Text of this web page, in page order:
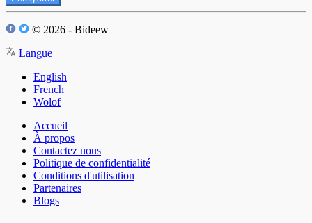
© 2026 - Bideew
Langue
English
French
Wolof
Accueil
À propos
Contactez nous
Politique de confidentialité
Conditions d'utilisation
Partenaires
Blogs